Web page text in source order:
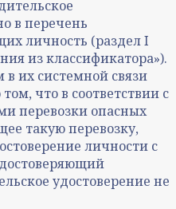
в перечень
личность (раздел I
из классификатора»).
их системной связи
что в соответствии с
перевозки опасных
такую перевозку,
личности с
удостоверение не